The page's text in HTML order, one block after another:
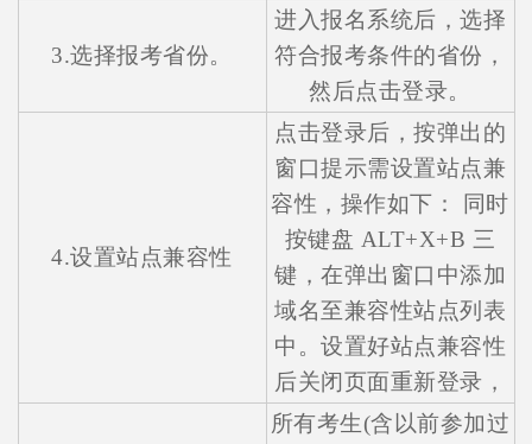
3.选择报考省份。
进入报名系统后，选择
符合报考条件的省份，
然后点击登录。
4.设置站点兼容性
点击登录后，按弹出的
窗口提示需设置站点兼
容性，操作如下： 同时
按键盘 ALT+X+B 三
键，在弹出窗口中添加
域名至兼容性站点列表
中。设置好站点兼容性
后关闭页面重新登录，
所有考生(含以前参加过